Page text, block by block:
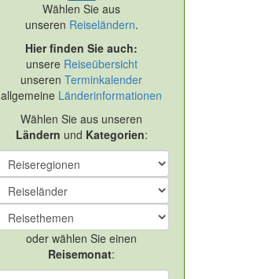
Wählen Sie aus
unseren Reiseländern.
Hier finden Sie auch:
unsere Reiseübersicht
unserenTerminkalender
allgemeine Länderinformationen
Wählen Sie aus unseren
Ländern und Kategorien:
oder wählen Sie einen
Reisemonat: